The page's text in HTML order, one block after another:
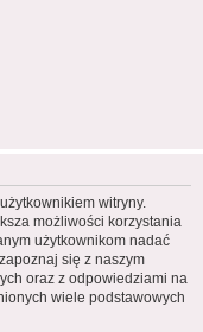
witryny.
możliwości korzystania
użytkownikom nadać
się z naszym
oraz z odpowiedziami na
wiele podstawowych